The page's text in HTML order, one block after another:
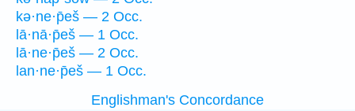
kə·ne·p̄eš — 2 Occ.
lā·nā·p̄eš — 1 Occ.
lā·ne·p̄eš — 2 Occ.
lan·ne·p̄eš — 1 Occ.
Englishman's Concordance